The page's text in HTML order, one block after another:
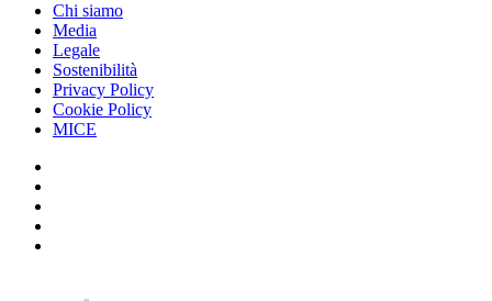
Chi siamo
Media
Legale
Sostenibilità
Privacy Policy
Cookie Policy
MICE